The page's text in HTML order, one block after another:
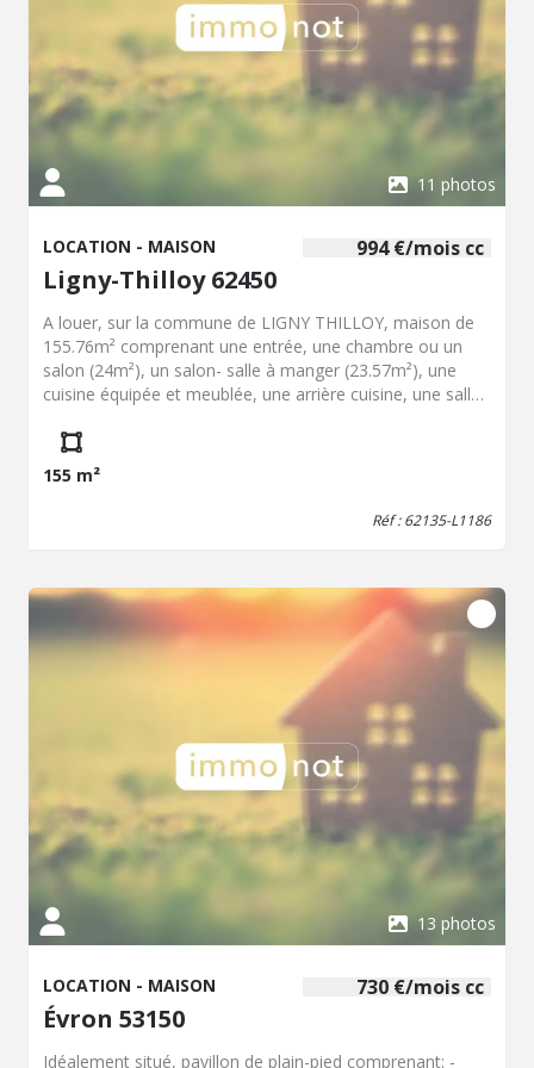
11 photos
994 €/mois cc
LOCATION - MAISON
Ligny-Thilloy 62450
A louer, sur la commune de LIGNY THILLOY, maison de
155.76m² comprenant une entrée, une chambre ou un
salon (24m²), un salon- salle à manger (23.57m²), une
cuisine équipée et meublée, une arrière cuisine, une salle
desservant 3 chambres (20.37m², 10m² et 20m²) et un
WC séparé. Jardin- garage. Chauffage: pompe à chaleur et
cheminée feu de bois. Charges: taxe des ordures
ménagères. Disponible au 15 octobre 2026
155 m²
Réf : 62135-L1186
13 photos
730 €/mois cc
LOCATION - MAISON
Évron 53150
Idéalement situé, pavillon de plain-pied comprenant: -